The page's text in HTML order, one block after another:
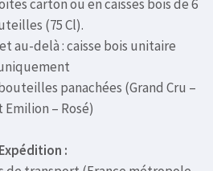
carton ou en caisses bois de 6
(75 Cl).
au-delà : caisse bois unitaire
panachées (Grand Cru –
Emilion – Rosé)
Expédition :